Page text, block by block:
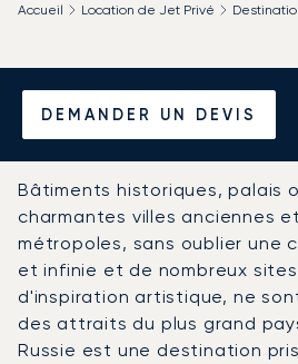
DEMANDER UN DEVIS
Accueil Location de Jet Privé
Louer un Jet
vers la Russie
Bâtiments historiques, palais
charmantes villes anciennes
métropoles, sans oublier une
et infinie et de nombreux
d'inspiration artistique, ne
des attraits du plus grand
Russie est une destination